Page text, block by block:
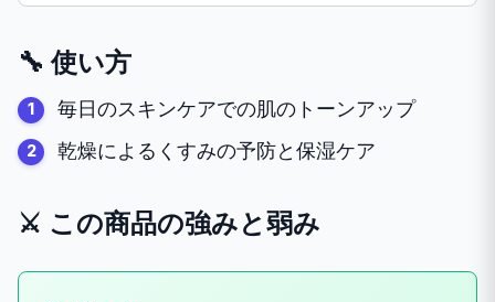
🔧 使い方
毎日のスキンケアでの肌のトーンアップ
乾燥によるくすみの予防と保湿ケア
⚔️ この商品の強みと弱み